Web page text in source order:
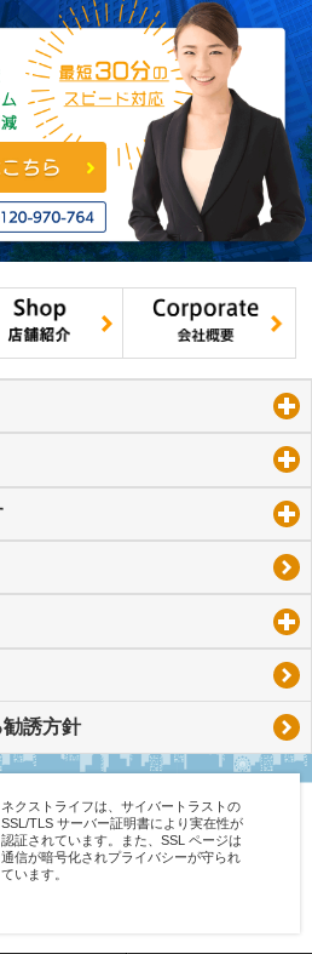
誘方針
ネクストライフは、サイバートラストの
SSL/TLS サーバー証明書により実在性が
認証されています。また、SSL ページは
通信が暗号化されプライバシーが守られ
ています。